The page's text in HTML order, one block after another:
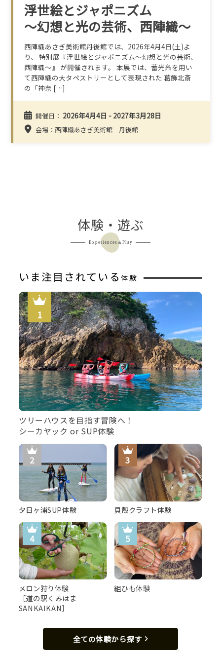
浮世絵とジャポニズム
～幻想と光の芸術、西陣織～
西陣織あさぎ美術館丹後館では、2026年4月4日(土)よ
り、 特別展『浮世絵とジャポニズム～幻想と光の芸術、
西陣織～』 が開催されます。 本展では、蓄光糸を用い
て西陣織の大タペストリーとして表現された 葛飾北斎
の「神奈 […]
開催日： 2026年4月4日 - 2027年3月28日
会場：西陣織あさぎ美術館 丹後館
体験・遊ぶ
Experiences＆Play
いま注目されている 体験
ツリーハウスを目指す冒険へ！
シーカヤック or SUP体験
夕日ヶ浦SUP体験 貝殻クラフト体験
メロン狩り体験
［道の駅くみはま
SANKAIKAN］
組ひも体験
全ての体験から探す